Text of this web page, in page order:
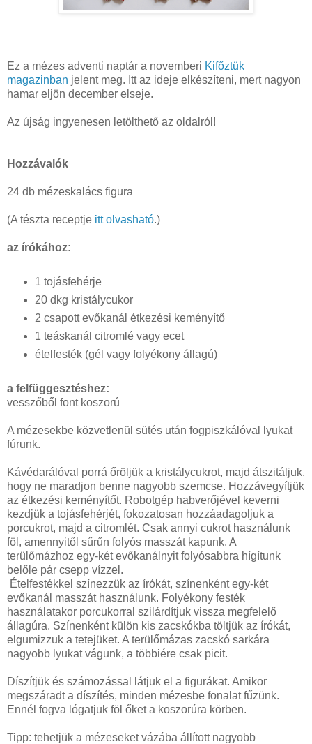
Ez a mézes adventi naptár a novemberi Kifőztük
magazinban jelent meg. Itt az ideje elkészíteni, mert nagyon
hamar eljön december elseje.
Az újság ingyenesen letölthető az oldalról!
Hozzávalók
24 db mézeskalács figura
(A tészta receptje itt olvasható.)
az írókához:
1 tojásfehérje
20 dkg kristálycukor
2 csapott evőkanál étkezési keményítő
1 teáskanál citromlé vagy ecet
ételfesték (gél vagy folyékony állagú)
a felfüggesztéshez:
vesszőből font koszorú
A mézesekbe közvetlenül sütés után fogpiszkálóval lyukat
fúrunk.
Kávédarálóval porrá őröljük a kristálycukrot, majd átszitáljuk,
hogy ne maradjon benne nagyobb szemcse. Hozzávegyítjük
az étkezési keményítőt. Robotgép habverőjével keverni
kezdjük a tojásfehérjét, fokozatosan hozzáadagoljuk a
porcukrot, majd a citromlét. Csak annyi cukrot használunk
föl, amennyitől sűrűn folyós masszát kapunk. A
terülőmázhoz egy-két evőkanálnyit folyósabbra hígítunk
belőle pár csepp vízzel.
Ételfestékkel színezzük az írókát, színenként egy-két
evőkanál masszát használunk. Folyékony festék
használatakor porcukorral szilárdítjuk vissza megfelelő
állagúra. Színenként külön kis zacskókba töltjük az írókát,
elgumizzuk a tetejüket. A terülőmázas zacskó sarkára
nagyobb lyukat vágunk, a többiére csak picit.
Díszítjük és számozással látjuk el a figurákat. Amikor
megszáradt a díszítés, minden mézesbe fonalat fűzünk.
Ennél fogva lógatjuk föl őket a koszorúra körben.
Tipp: tehetjük a mézeseket vázába állított nagyobb